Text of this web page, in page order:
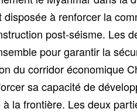
à renforcer la
post-séisme. Les
pour garantir la
du corridor économique
sa capacité de
la frontière. Les deux